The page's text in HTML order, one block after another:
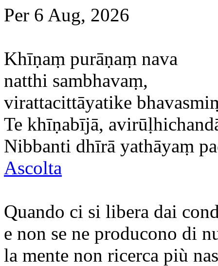
Per 6 Aug, 2026
Khīṇaṃ purāṇaṃ nava
natthi sambhavaṃ,
virattacittāyatike
Te khīṇabījā,
Nibbanti dhīrā yathāyaṃ
Ascolta
Quando ci si libera dai
e non se ne producono di
la mente non ricerca più